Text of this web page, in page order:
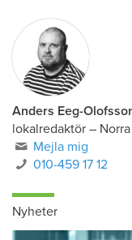
Anders Eeg-
lokalredaktör –
Mejla mig
010-459 17 12
Nyheter